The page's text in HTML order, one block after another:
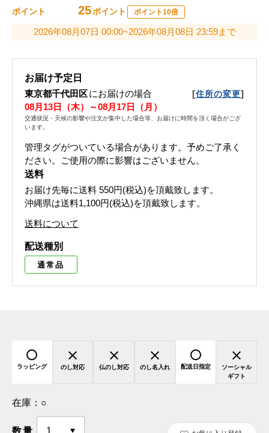
ポイント 25ポイント ポイント10倍
2026年08月07日 00:00~2026年08月08日 23:59まで
お届け予定日
東京都千代田区にお届けの場合 [住所の変更]
08月13日（木）～08月17日（月）
交通状況・天候の影響や注文が集中した場合等、お届けに時間を頂く場合がござ
います。
管理タグがついている場合があります。予めご了承く
ださい。ご使用の際に影響はございません。
送料
お届け先毎に送料 550円(税込)を頂戴致します。
沖縄県は送料1,100円(税込)を頂戴致します。
送料について
配送種別
通常品
ラッピング のし対応 仏のし対応 のし名入れ 配送日指定
ソーシャル
ギフト
在庫： ○
数量